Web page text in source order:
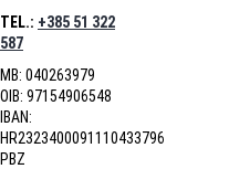
TEL.: +385 51 322
587
MB: 040263979
OIB: 97154906548
IBAN:
HR2323400091110433796
PBZ